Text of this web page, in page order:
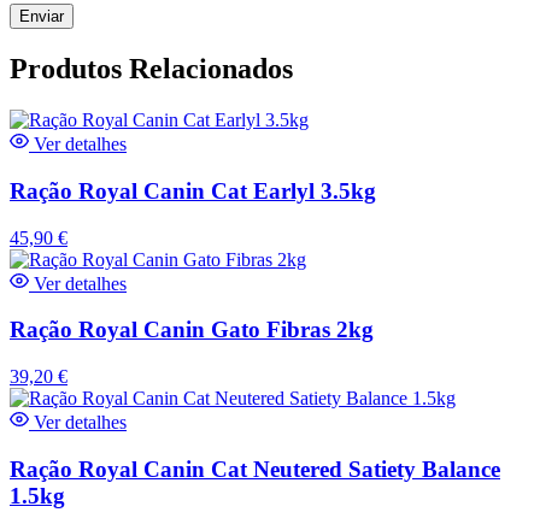
Produtos Relacionados
Ver detalhes
Ração Royal Canin Cat Earlyl 3.5kg
45,90 €
Ver detalhes
Ração Royal Canin Gato Fibras 2kg
39,20 €
Ver detalhes
Ração Royal Canin Cat Neutered Satiety Balance
1.5kg